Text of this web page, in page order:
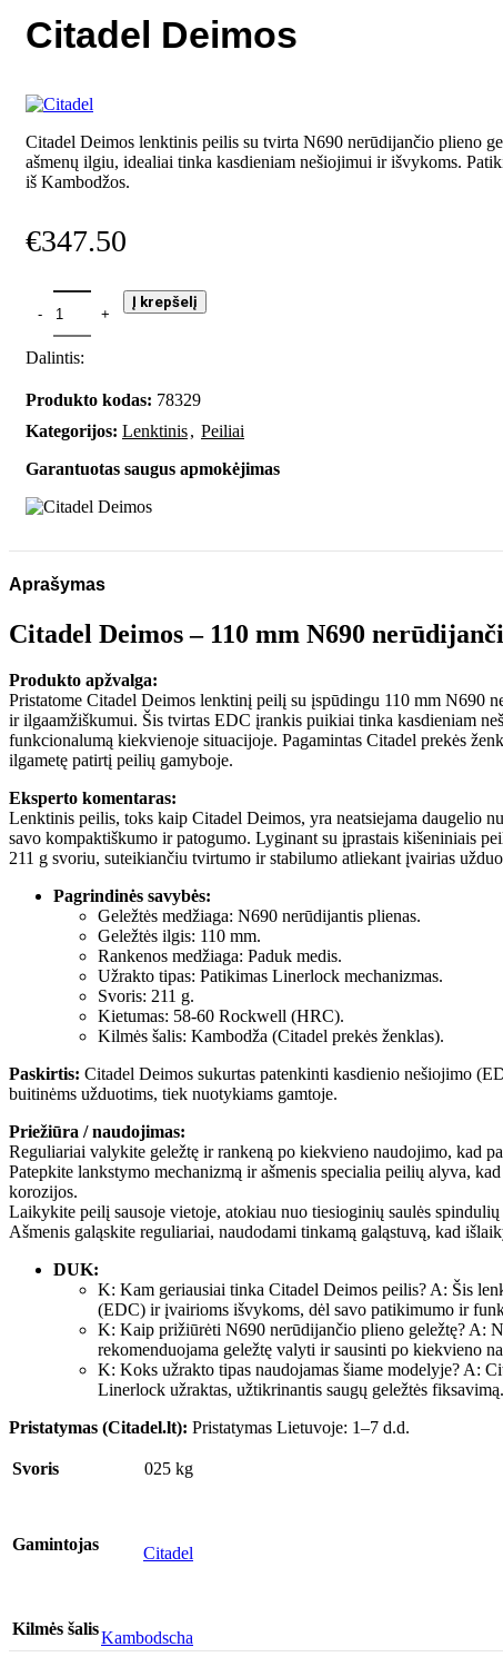
Citadel Deimos
Citadel Deimos lenktinis peilis su tvirta N690 nerūdijančio plieno
ašmenų ilgiu, idealiai tinka kasdieniam nešiojimui ir išvykoms.
iš Kambodžos.
€347.50
Į krepšelį
Dalintis:
Produkto kodas: 78329
Kategorijos: Lenktinis, Peiliai
Garantuotas saugus apmokėjimas
Aprašymas
Citadel Deimos – 110 mm N690
Produkto apžvalga:
Pristatome Citadel Deimos lenktinį peilį su įspūdingu 110 mm N690
ir ilgaamžiškumui. Šis tvirtas EDC įrankis puikiai tinka kasdieniam
funkcionalumą kiekvienoje situacijoje. Pagamintas Citadel prekės
ilgametę patirtį peilių gamyboje.
Eksperto komentaras:
Lenktinis peilis, toks kaip Citadel Deimos, yra neatsiejama daugelio
savo kompaktiškumo ir patogumo. Lyginant su įprastais kišeniniais
211 g svoriu, suteikiančiu tvirtumo ir stabilumo atliekant įvairias
Pagrindinės savybės:
Geležtės medžiaga: N690 nerūdijantis plienas.
Geležtės ilgis: 110 mm.
Rankenos medžiaga: Paduk medis.
Užrakto tipas: Patikimas Linerlock mechanizmas.
Svoris: 211 g.
Kietumas: 58-60 Rockwell (HRC).
Kilmės šalis: Kambodža (Citadel prekės ženklas).
Paskirtis: Citadel Deimos sukurtas patenkinti kasdienio nešiojimo
buitinėms užduotims, tiek nuotykiams gamtoje.
Priežiūra / naudojimas:
Reguliariai valykite geležtę ir rankeną po kiekvieno naudojimo, kad
Patepkite lankstymo mechanizmą ir ašmenis specialia peilių alyva,
korozijos.
Laikykite peilį sausoje vietoje, atokiau nuo tiesioginių saulės spindulių
Ašmenis galąskite reguliariai, naudodami tinkamą galąstuvą, kad
DUK:
K: Kam geriausiai tinka Citadel Deimos peilis? A: Šis
(EDC) ir įvairioms išvykoms, dėl savo patikimumo ir
K: Kaip prižiūrėti N690 nerūdijančio plieno geležtę? A:
rekomenduojama geležtę valyti ir sausinti po kiekvieno
K: Koks užrakto tipas naudojamas šiame modelyje? A:
Linerlock užraktas, užtikrinantis saugų geležtės fiksavimą.
Pristatymas (Citadel.lt): Pristatymas Lietuvoje: 1–7 d.d.
Svoris 025 kg
Gamintojas Citadel
Kilmės šalisKambodscha